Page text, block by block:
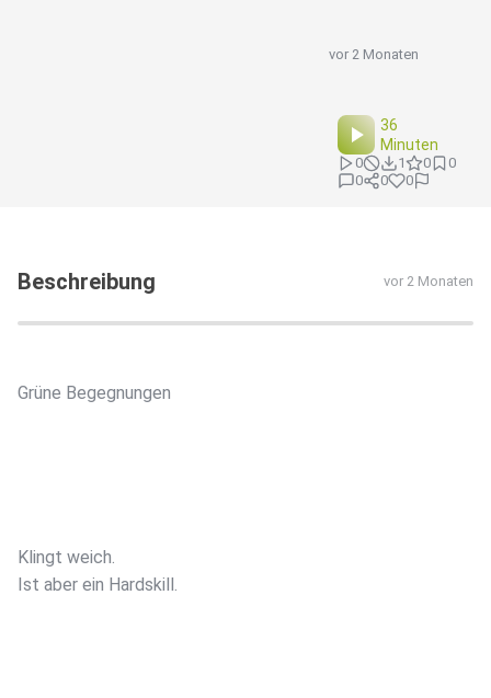
vor 2 Monaten
36
Minuten
0 1 0
0
0
0 0
Beschreibung vor 2 Monaten
Grüne Begegnungen
Klingt weich.
Ist aber ein Hardskill.